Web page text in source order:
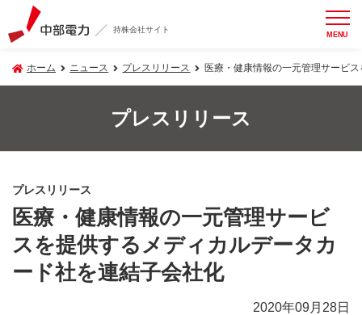
持株会社サイト MENU
ホーム ニュース プレスリリース 医療・健康情報の一元管理サービ
プレスリリース
プレスリリース
医療・健康情報の一元管理サービ
スを提供するメディカルデータカ
ード社を連結子会社化
2020年09月28日